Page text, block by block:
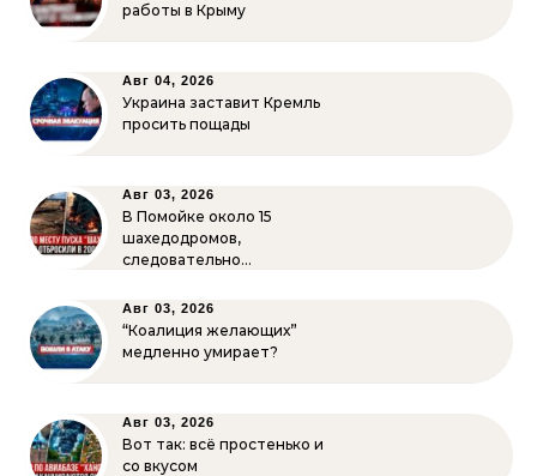
работы в Крыму
Авг 04, 2026
Украина заставит Кремль
просить пощады
Авг 03, 2026
В Помойке около 15
шахедодромов,
следовательно…
Авг 03, 2026
“Коалиция желающих”
медленно умирает?
Авг 03, 2026
Вот так: всё простенько и
со вкусом